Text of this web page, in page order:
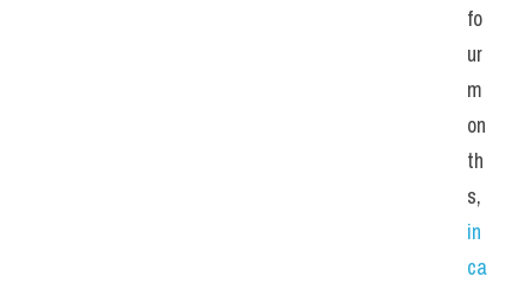
fo
ur
m
on
th
in
ca